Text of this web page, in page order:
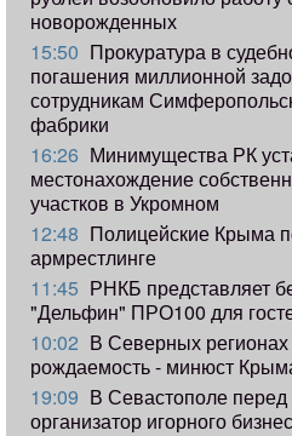
новорожденных
15:50 Прокуратура в
погашения миллионной
сотрудникам
фабрики
16:26 Минимущества РК
местонахождение
участков в Укромном
12:48 Полицейские Крыма
армрестлинге
11:45 РНКБ представляет
"Дельфин" ПРО100 для
10:02 В Северных
рождаемость - минюст
19:09 В Севастополе перед
организатор игорного